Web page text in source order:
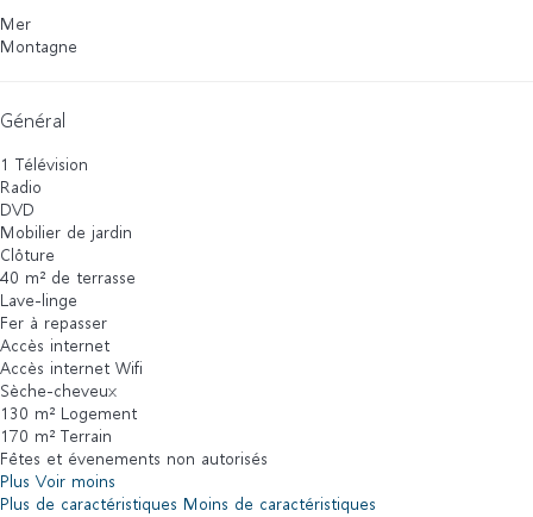
Mer
Montagne
Général
1 Télévision
Radio
DVD
Mobilier de jardin
Clôture
40 m² de terrasse
Lave-linge
Fer à repasser
Accès internet
Accès internet Wifi
Sèche-cheveux
130 m² Logement
170 m² Terrain
Fêtes et évenements non autorisés
Plus Voir moins
Plus de caractéristiques Moins de caractéristiques